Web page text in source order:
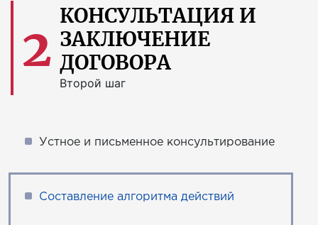
2 КОНСУЛЬТАЦИЯ И
ЗАКЛЮЧЕНИЕ
ДОГОВОРА
Второй шаг
Устное и письменное консультирование
Составление алгоритма действий